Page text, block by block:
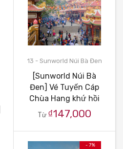
13 - Sunworld Núi Bà Đen
[Sunworld Núi Bà
Đen] Vé Tuyến Cáp
Chùa Hang khứ hồi
Từ ₫147,000
- 7%